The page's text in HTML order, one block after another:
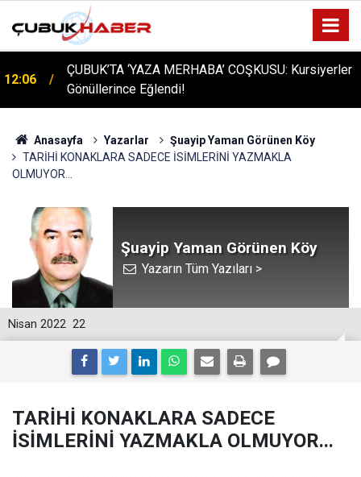
12:06
ÇUBUK’TA ‘YAZA MERHABA’ COŞKUSU: Kursiyerler
Gönüllerince Eğlendi!
Anasayfa Yazarlar
Şuayip Yaman Görünen Köy
TARİHİ KONAKLARA SADECE İSİMLERİNİ YAZMAKLA
OLMUYOR...
Şuayip Yaman Görünen Köy
Yazarın Tüm Yazıları >
22
Nisan 2022
TARİHİ KONAKLARA SADECE
İSİMLERİNİ YAZMAKLA OLMUYOR...